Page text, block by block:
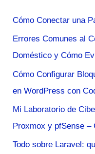
p
o
r
:
Cómo Conectar una
Errores Comunes al
Doméstico y Cómo
Cómo Configurar
en WordPress con
Mi Laboratorio de
Proxmox y pfSense –
Todo sobre Laravel: